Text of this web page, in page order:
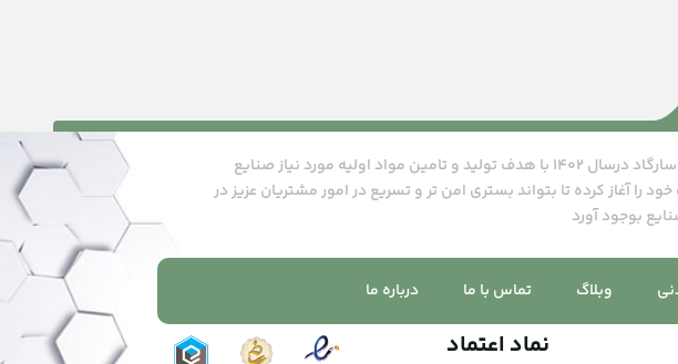
شرکت پترو رادمان پاسارگاد درسال ۱۴۰۲ با هدف تولید و تامین مواد اولیه مورد نیاز صنایع
را آغاز کرده تا بتواند بستری امن تر و تسریع در امور مشتریان عزیز در
بوجود آورد
وبلاگ تماس با ما درباره ما
نماد اعتماد